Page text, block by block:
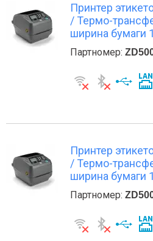
Принтер
/ Термо-
ширина бумаги
Партномер:
Принтер
/ Термо-
ширина бумаги
Партномер: